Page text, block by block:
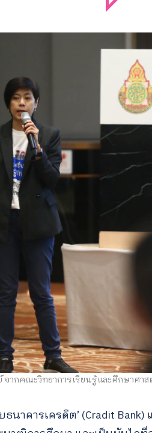
ากคณะวิทยาการเรียนรู้และศึกษาศา
าคารเครดิต’ (Cradit Bank)